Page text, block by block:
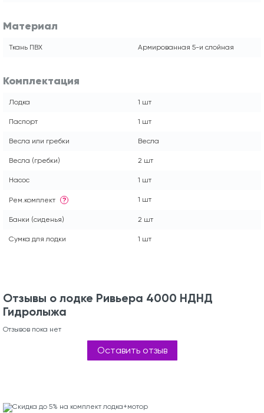
Материал
Ткань ПВХ Армированная 5-и слойная
Комплектация
Лодка 1 шт
Паспорт 1 шт
Весла или гребки Весла
Весла (гребки) 2 шт
Насос 1 шт
Рем.комплект ? 1 шт
Банки (сиденья) 2 шт
Сумка для лодки 1 шт
Отзывы о лодке Ривьера 4000 НДНД
Гидролыжа
Отзывов пока нет
Оставить отзыв